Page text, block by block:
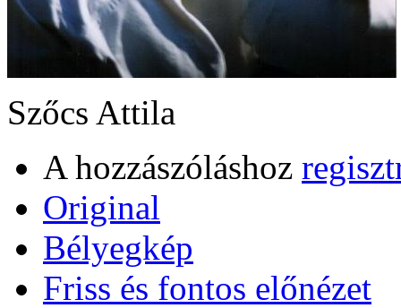
Szőcs Attila
A hozzászóláshoz
Original
Bélyegkép
Friss és fontos előnézet